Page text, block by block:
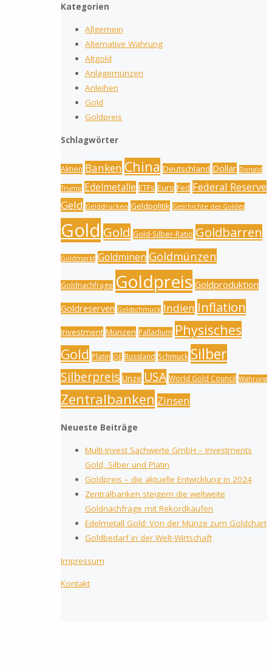
Kategorien
Allgemein
Alternative Währung
Altgold
Anlagemünzen
Anleihen
Gold
Goldpreis
Schlagwörter
Aktien Banken China Deutschland Dollar Donald
Trump Edelmetalle ETFs Euro Fed Federal Reserve
Geld Gelddrucken Geldpolitik Geschichte des Goldes
Gold Gold Gold-Silber-Ratio Goldbarren
Goldmarkt Goldminen Goldmünzen
Goldnachfrage Goldpreis Goldproduktion
Goldreserven Goldschmuck Indien Inflation
Investment Münzen Palladium Physisches
Gold Platin QE Russland Schmuck Silber
Silberpreis Unze USA World Gold Council Währung
Zentralbanken Zinsen
Neueste Beiträge
Multi-Invest Sachwerte GmbH – Investments
Gold, Silber und Platin
Goldpreis – die aktuelle Entwicklung in 2024
Zentralbanken steigern die weltweite
Goldnachfrage mit Rekordkäufen
Edelmetall Gold: Von der Münze zum Goldchart
Goldbedarf in der Welt-Wirtschaft
Impressum
Kontakt